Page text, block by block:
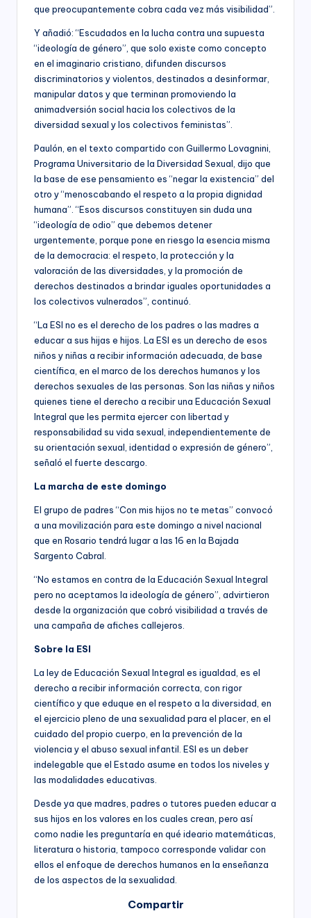
que preocupantemente cobra cada vez más visibilidad”.
Y añadió: “Escudados en la lucha contra una supuesta
“ideología de género”, que solo existe como concepto
en el imaginario cristiano, difunden discursos
discriminatorios y violentos, destinados a desinformar,
manipular datos y que terminan promoviendo la
animadversión social hacia los colectivos de la
diversidad sexual y los colectivos feministas”.
Paulón, en el texto compartido con Guillermo Lovagnini,
Programa Universitario de la Diversidad Sexual, dijo que
la base de ese pensamiento es “negar la existencia” del
otro y “menoscabando el respeto a la propia dignidad
humana”. “Esos discursos constituyen sin duda una
“ideología de odio” que debemos detener
urgentemente, porque pone en riesgo la esencia misma
de la democracia: el respeto, la protección y la
valoración de las diversidades, y la promoción de
derechos destinados a brindar iguales oportunidades a
los colectivos vulnerados”, continuó.
“La ESI no es el derecho de los padres o las madres a
educar a sus hijas e hijos. La ESI es un derecho de esos
niños y niñas a recibir información adecuada, de base
científica, en el marco de los derechos humanos y los
derechos sexuales de las personas. Son las niñas y niños
quienes tiene el derecho a recibir una Educación Sexual
Integral que les permita ejercer con libertad y
responsabilidad su vida sexual, independientemente de
su orientación sexual, identidad o expresión de género”,
señaló el fuerte descargo.
La marcha de este domingo
El grupo de padres “Con mis hijos no te metas” convocó
a una movilización para este domingo a nivel nacional
que en Rosario tendrá lugar a las 16 en la Bajada
Sargento Cabral.
“No estamos en contra de la Educación Sexual Integral
pero no aceptamos la ideología de género”, advirtieron
desde la organización que cobró visibilidad a través de
una campaña de afiches callejeros.
Sobre la ESI
La ley de Educación Sexual Integral es igualdad, es el
derecho a recibir información correcta, con rigor
científico y que eduque en el respeto a la diversidad, en
el ejercicio pleno de una sexualidad para el placer, en el
cuidado del propio cuerpo, en la prevención de la
violencia y el abuso sexual infantil. ESI es un deber
indelegable que el Estado asume en todos los niveles y
las modalidades educativas.
Desde ya que madres, padres o tutores pueden educar a
sus hijos en los valores en los cuales crean, pero así
como nadie les preguntaría en qué ideario matemáticas,
literatura o historia, tampoco corresponde validar con
ellos el enfoque de derechos humanos en la enseñanza
de los aspectos de la sexualidad.
Compartir